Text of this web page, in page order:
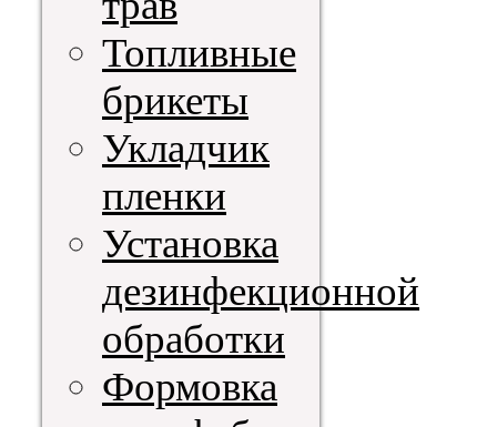
Топливные
брикеты
Укладчик
пленки
Установка
дезинфекционной
обработки
Формовка